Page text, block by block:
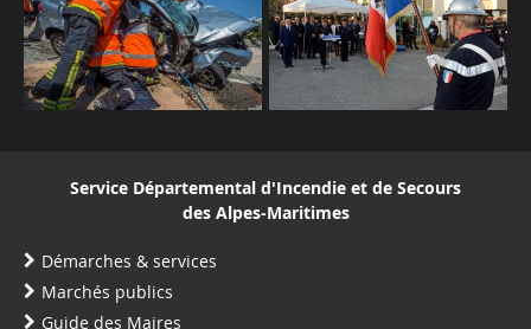
Service Départemental d'Incendie et de Secours
des Alpes-Maritimes
Démarches & services
Marchés publics
Guide des Maires